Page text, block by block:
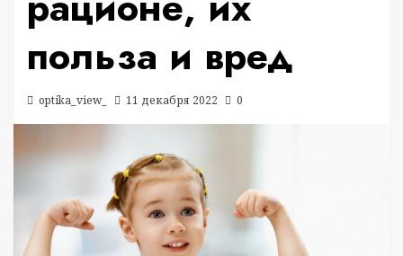
польза и вред
optika_view_ 11 декабря 2022 0